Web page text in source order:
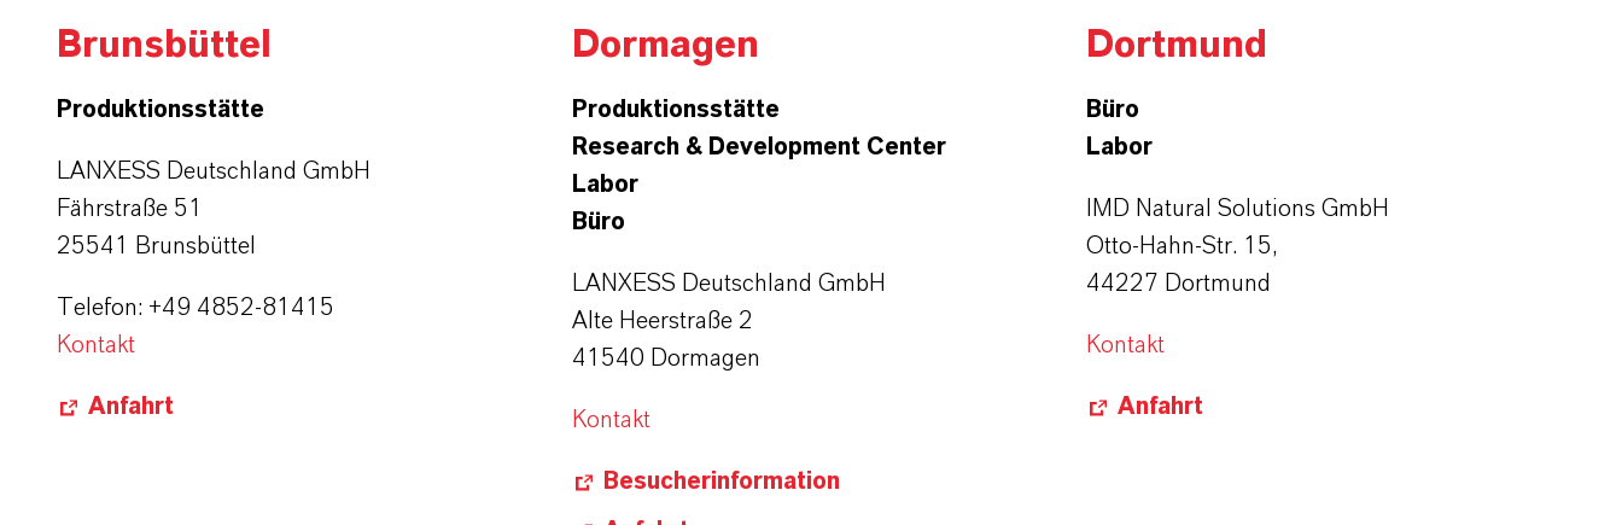
Brunsbüttel
Produktionsstätte
LANXESS Deutschland GmbH
Fährstraße 51
25541 Brunsbüttel
Telefon: +49 4852-81415
Kontakt
Anfahrt
Dormagen
Produktionsstätte
Research & Development Center
Labor
Büro
LANXESS Deutschland GmbH
Alte Heerstraße 2
41540 Dormagen
Kontakt
Besucherinformation
Dortmund
Büro
Labor
IMD Natural Solutions GmbH
Otto-Hahn-Str. 15,
44227 Dortmund
Kontakt
Anfahrt